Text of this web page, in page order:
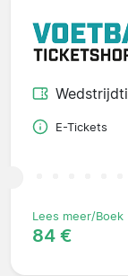
E-Tickets
Lees meer/Boek
84 €